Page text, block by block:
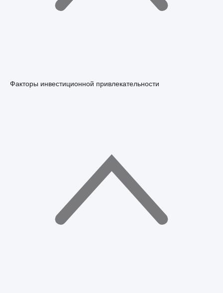
Факторы инвестиционной привлекательности